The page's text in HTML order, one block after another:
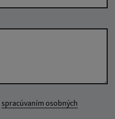
spracúvaním osobných